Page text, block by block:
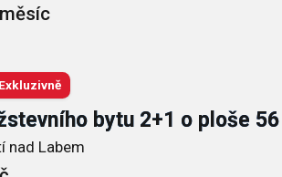
Exkluzivně
bytu 2+1 o ploše 56
nad Labem